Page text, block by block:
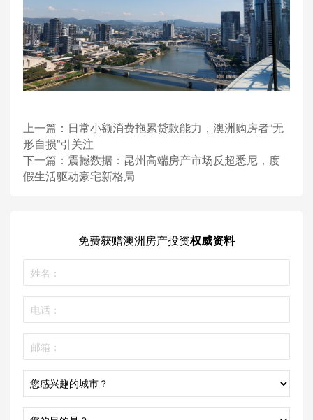
上一篇： 日常小额消费拖累贷款能力，澳洲购房者“无
形自损”引关注
下一篇： 震撼数据：昆州高端房产市场反超悉尼，度
假生活驱动豪宅新格局
免费获赠澳洲房产投资权威资料